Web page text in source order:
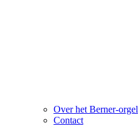
Over het Berner-orgel
Contact